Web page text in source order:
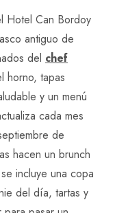
Hotel Can Bordoy
antiguo de
del chef
horno, tapas
y un menú
cada mes
de
hacen un brunch
incluye una copa
del día, tartas y